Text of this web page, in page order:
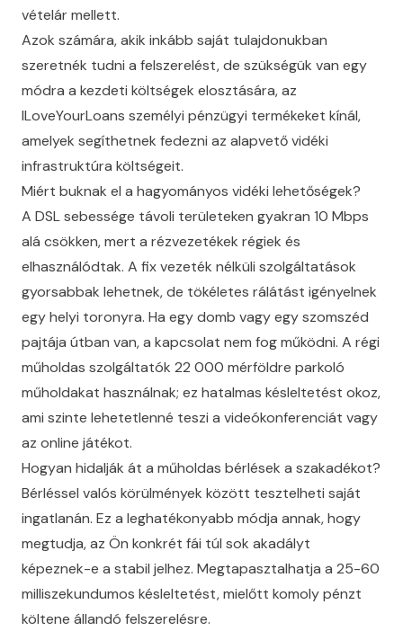
vételár mellett.
Azok számára, akik inkább saját tulajdonukban
szeretnék tudni a felszerelést, de szükségük van egy
módra a kezdeti költségek elosztására, az
ILoveYourLoans személyi pénzügyi termékeket kínál,
amelyek segíthetnek fedezni az alapvető vidéki
infrastruktúra költségeit.
Miért buknak el a hagyományos vidéki lehetőségek?
A DSL sebessége távoli területeken gyakran 10 Mbps
alá csökken, mert a rézvezetékek régiek és
elhasználódtak. A fix vezeték nélküli szolgáltatások
gyorsabbak lehetnek, de tökéletes rálátást igényelnek
egy helyi toronyra. Ha egy domb vagy egy szomszéd
pajtája útban van, a kapcsolat nem fog működni. A régi
műholdas szolgáltatók 22 000 mérföldre parkoló
műholdakat használnak; ez hatalmas késleltetést okoz,
ami szinte lehetetlenné teszi a videókonferenciát vagy
az online játékot.
Hogyan hidalják át a műholdas bérlések a szakadékot?
Bérléssel valós körülmények között tesztelheti saját
ingatlanán. Ez a leghatékonyabb módja annak, hogy
megtudja, az Ön konkrét fái túl sok akadályt
képeznek-e a stabil jelhez. Megtapasztalhatja a 25-60
milliszekundumos késleltetést, mielőtt komoly pénzt
költene állandó felszerelésre.